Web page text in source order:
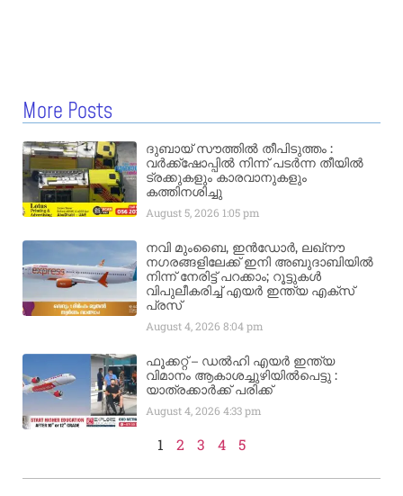
More Posts
ദുബായ് സൗത്തിൽ തീപിടുത്തം :
വർക്ക്‌ഷോപ്പിൽ നിന്ന് പടർന്ന തീയിൽ
ട്രക്കുകളും കാരവാനുകളും
കത്തിനശിച്ചു
August 5, 2026 1:05 pm
നവി മുംബൈ, ഇൻഡോർ, ലഖ്നൗ
നഗരങ്ങളിലേക്ക് ഇനി അബുദാബിയിൽ
നിന്ന് നേരിട്ട് പറക്കാം; റൂട്ടുകൾ
വിപുലീകരിച്ച് എയർ ഇന്ത്യ എക്സ്
പ്രസ്
August 4, 20268:04 pm
ഫൂക്കറ്റ് – ഡൽഹി എയര്‍ ഇന്ത്യ
വിമാനം ആകാശച്ചുഴിയില്‍പെട്ടു :
യാത്രക്കാര്‍ക്ക് പരിക്ക്
August 4, 20264:33 pm
1 2 3 4 5